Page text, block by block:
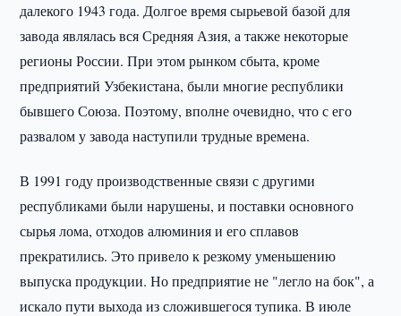
далекого 1943 года. Долгое время сырьевой базой для
завода являлась вся Средняя Азия, а также некоторые
регионы России. При этом рынком сбыта, кроме
предприятий Узбекистана, были многие республики
бывшего Союза. Поэтому, вполне очевидно, что с его
развалом у завода наступили трудные времена.
В 1991 году производственные связи с другими
республиками были нарушены, и поставки основного
сырья лома, отходов алюминия и его сплавов
прекратились. Это привело к резкому уменьшению
выпуска продукции. Но предприятие не "легло на бок", а
искало пути выхода из сложившегося тупика. В июле